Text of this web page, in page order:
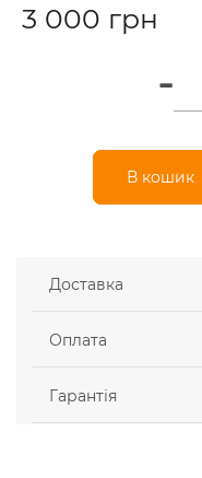
3 000 грн
В кошик
Доставка
Оплата
Гарантія